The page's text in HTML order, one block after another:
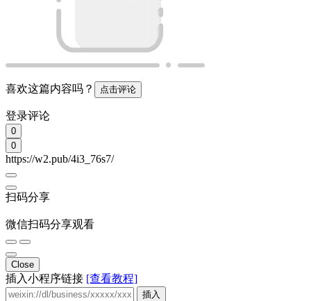
喜欢这篇内容吗？ 点击评论
登录评论
0
0
https://w2.pub/4i3_76s7/
扫码分享
微信扫码分享观看
Close
插入小程序链接 [查看教程]
插入